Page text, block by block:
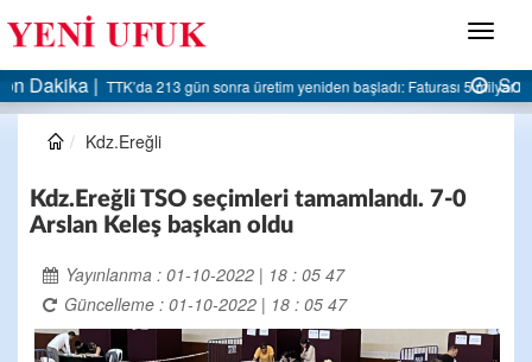
Menü
Son Dakika |AK Parti Ereğli İlçe Başkanlığı’ndan belediyeye sert
Kdz.Ereğli
Kdz.Ereğli TSO seçimleri tamamlandı. 7-0
Arslan Keleş başkan oldu
Yayınlanma : 01-10-2022 | 18 : 05 47
Güncelleme : 01-10-2022 | 18 : 05 47